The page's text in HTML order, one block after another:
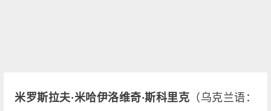
米罗斯拉夫·米哈伊洛维奇·斯科里克 （乌克兰语：